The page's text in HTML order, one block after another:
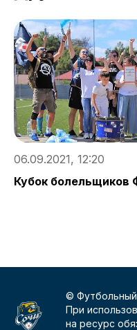
06.09.2021, 12:20
Кубок болельщиков
©
При
на ресурс